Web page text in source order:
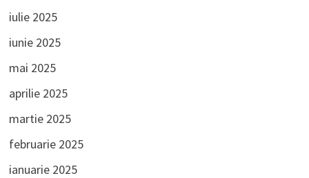
iulie 2025
iunie 2025
mai 2025
aprilie 2025
martie 2025
februarie 2025
ianuarie 2025